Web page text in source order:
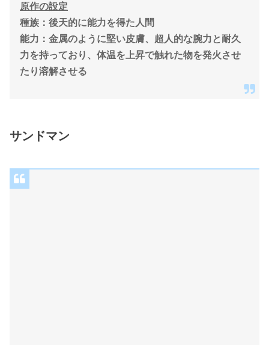
原作の設定
種族：後天的に能力を得た人間
能力：金属のように堅い皮膚、超人的な腕力と耐久
力を持っており、体温を上昇で触れた物を発火させ
たり溶解させる
サンドマン